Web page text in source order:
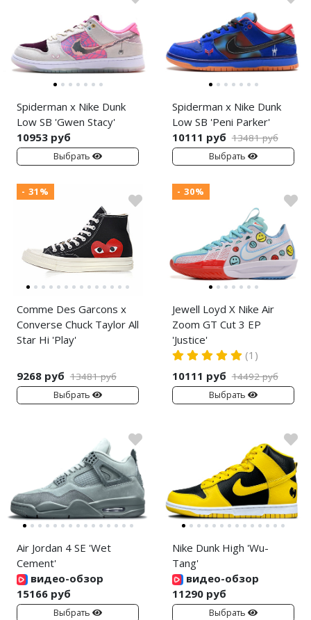
Spiderman x Nike Dunk
Low SB 'Gwen Stacy'
10953 руб
Выбрать
Spiderman x Nike Dunk
Low SB 'Peni Parker'
10111 руб 13481 руб
Выбрать
- 31%
Comme Des Garcons x
Converse Chuck Taylor All
Star Hi 'Play'
9268 руб 13481 руб
Выбрать
- 30%
Jewell Loyd X Nike Air
Zoom GT Cut 3 EP
'Justice'
(1)
10111 руб 14492 руб
Выбрать
Air Jordan 4 SE 'Wet
Cement'
видео-обзор
15166 руб
Выбрать
Nike Dunk High 'Wu-
Tang'
видео-обзор
11290 руб
Выбрать